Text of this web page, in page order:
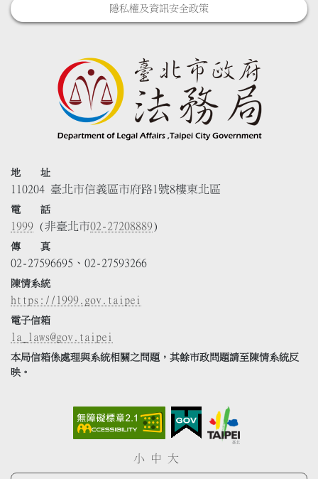
隱私權及資訊安全政策
地 址
110204 臺北市信義區市府路1號8樓東北區
電 話
1999 (非臺北市02-27208889)
傳 真
02-27596695、02-27593266
陳情系統
https://1999.gov.taipei
電子信箱
la_laws@gov.taipei
本局信箱係處理與系統相關之問題，其餘市政問題請至陳情系統反
映。
小 中 大